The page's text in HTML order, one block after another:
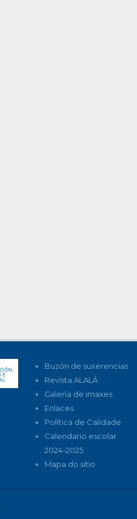
Buzón de suxerencias
Revista ALALÁ
Galería de imaxes
Enlaces
Política de Calidade
Calendario escolar
2024-2025
Mapa do sitio